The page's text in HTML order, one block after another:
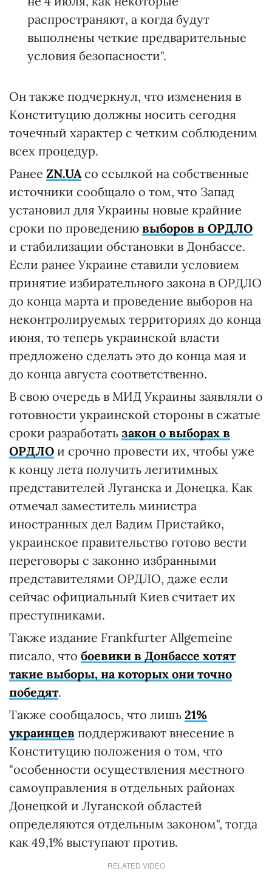
распространяют, а когда будут
выполнены четкие предварительные
условия безопасности".
Он также подчеркнул, что изменения в
Конституцию должны носить сегодня
точечный характер с четким соблюденим
всех процедур.
Ранее ZN.UAсо ссылкой на собственные
источники сообщало о том, что Запад
установил для Украины новые крайние
сроки по проведению выборов в ОРДЛО
и стабилизации обстановки в Донбассе.
Если ранее Украине ставили условием
принятие избирательного закона в ОРДЛО
до конца марта и проведение выборов на
неконтролируемых территориях до конца
июня, то теперь украинской власти
предложено сделать это до конца мая и
до конца августа соответственно.
В свою очередь в МИД Украины заявляли о
готовности украинской стороны в сжатые
сроки разработать закон о выборах в
ОРДЛО и срочно провести их, чтобы уже
к концу лета получить легитимных
представителей Луганска и Донецка. Как
отмечал заместитель министра
иностранных дел Вадим Пристайко,
украинское правительство готово вести
переговоры с законно избранными
представителями ОРДЛО, даже если
сейчас официальный Киев считает их
преступниками.
Также издание Frankfurter Allgemeine
писало, что боевики в Донбассе хотят
такие выборы, на которых они точно
победят.
Также сообщалось, что лишь 21%
украинцев поддерживают внесение в
Конституцию положения о том, что
"особенности осуществления местного
самоуправления в отдельных районах
Донецкой и Луганской областей
определяются отдельным законом", тогда
как 49,1% выступают против.
RELATED VIDEO